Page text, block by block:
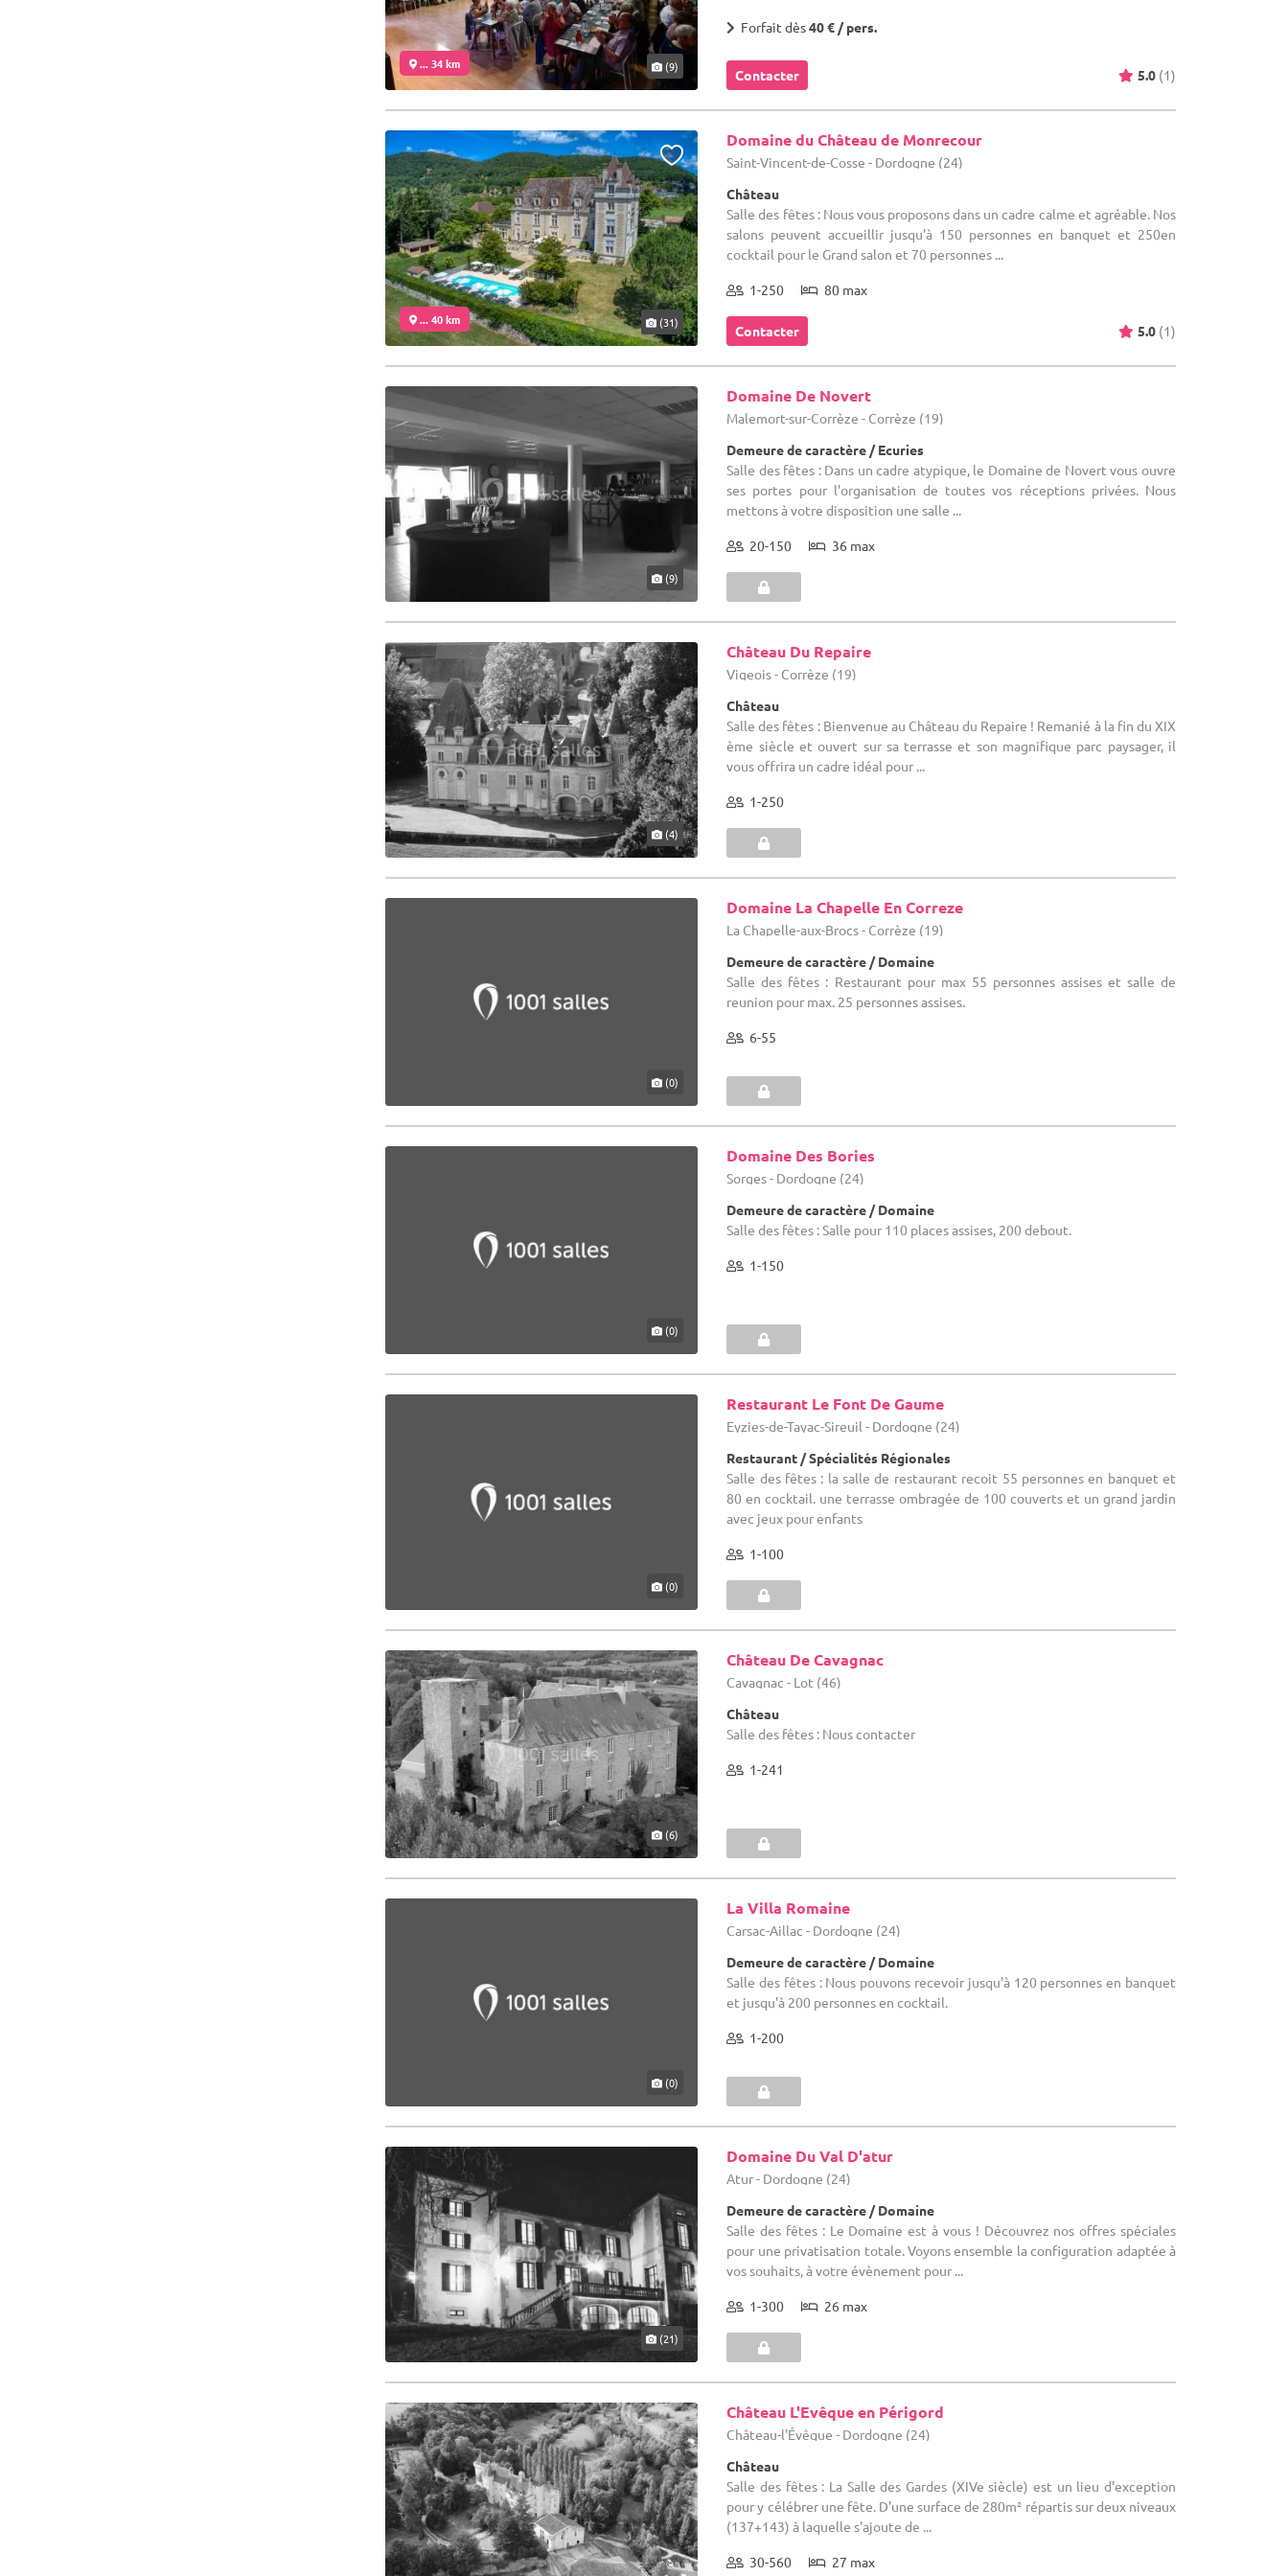
... 34 km (9)
Forfait dès40 € / pers.
Contacter 5.0 (1)
... 40 km (31)
Domaine du Château de Monrecour
Saint-Vincent-de-Cosse - Dordogne (24)
Château
Salle des fêtes : Nous vous proposons dans un cadre calme et agréable. Nos
salons peuvent accueillir jusqu'à 150 personnes en banquet et 250en
cocktail pour le Grand salon et 70 personnes ...
1-250 80 max
Contacter 5.0 (1)
(9)
Domaine De Novert
Malemort-sur-Corrèze - Corrèze (19)
Demeure de caractère / Ecuries
Salle des fêtes : Dans un cadre atypique, le Domaine de Novert vous ouvre
ses portes pour l'organisation de toutes vos réceptions privées. Nous
mettons à votre disposition une salle ...
20-150 36 max
(4)
Château Du Repaire
Vigeois - Corrèze (19)
Château
Salle des fêtes : Bienvenue au Château du Repaire ! Remanié à la fin du XIX
ème siècle et ouvert sur sa terrasse et son magnifique parc paysager, il
vous offrira un cadre idéal pour ...
1-250
(0)
Domaine La Chapelle En Correze
La Chapelle-aux-Brocs - Corrèze (19)
Demeure de caractère / Domaine
Salle des fêtes : Restaurant pour max 55 personnes assises et salle de
reunion pour max. 25 personnes assises.
6-55
(0)
Domaine Des Bories
Sorges - Dordogne (24)
Demeure de caractère / Domaine
Salle des fêtes : Salle pour 110 places assises, 200 debout.
1-150
(0)
Restaurant Le Font De Gaume
Eyzies-de-Tayac-Sireuil - Dordogne (24)
Restaurant / Spécialités Régionales
Salle des fêtes : la salle de restaurant recoit 55 personnes en banquet et
80 en cocktail. une terrasse ombragée de 100 couverts et un grand jardin
avec jeux pour enfants
1-100
(6)
Château De Cavagnac
Cavagnac - Lot (46)
Château
Salle des fêtes : Nous contacter
1-241
(0)
La Villa Romaine
Carsac-Aillac - Dordogne (24)
Demeure de caractère / Domaine
Salle des fêtes : Nous pouvons recevoir jusqu'à 120 personnes en banquet
et jusqu'à 200 personnes en cocktail.
1-200
(21)
Domaine Du Val D'atur
Atur - Dordogne (24)
Demeure de caractère / Domaine
Salle des fêtes : Le Domaine est à vous ! Découvrez nos offres spéciales
pour une privatisation totale. Voyons ensemble la configuration adaptée à
vos souhaits, à votre évènement pour ...
1-300 26 max
Château L'Evêque en Périgord
Château-l'Évêque - Dordogne (24)
Château
Salle des fêtes : La Salle des Gardes (XIVe siècle) est un lieu d'exception
pour y célébrer une fête. D'une surface de 280m² répartis sur deux niveaux
(137+143) à laquelle s'ajoute de ...
30-560 27 max